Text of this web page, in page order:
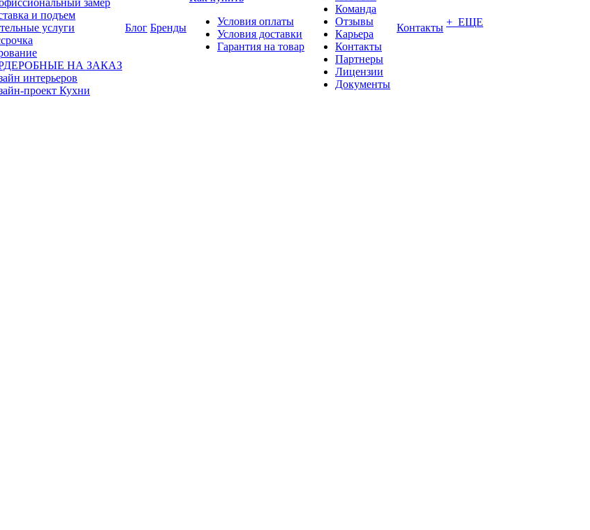
замер
и подъем
услуги
НА ЗАКАЗ
интерьеров
проект Кухни
Блог Бренды
Условия оплаты
Условия доставки
Гарантия на товар
Команда
Отзывы
Карьера
Контакты
Партнеры
Лицензии
Документы
Контакты + ЕЩЕ